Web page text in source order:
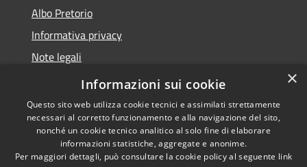
Albo Pretorio
Informativa privacy
Note legali
Dichiarazione di accessibilità
Copyright © 2026 • Comune di
Colli del Tronto • Powered by
×
Informazioni sui cookie
Questo sito web utilizza cookie tecnici e assimilati strettamente
necessari al corretto funzionamento e alla navigazione del sito,
nonché un cookie tecnico analitico al solo fine di elaborare
informazioni statistiche, aggregate e anonime.
Per maggiori dettagli, può consultare la cookie policy al seguente link